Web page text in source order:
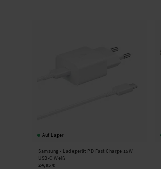
Auf Lager
Samsung - Ladegerät PD Fast Charge 15W
USB-C Weiß
24,95 €